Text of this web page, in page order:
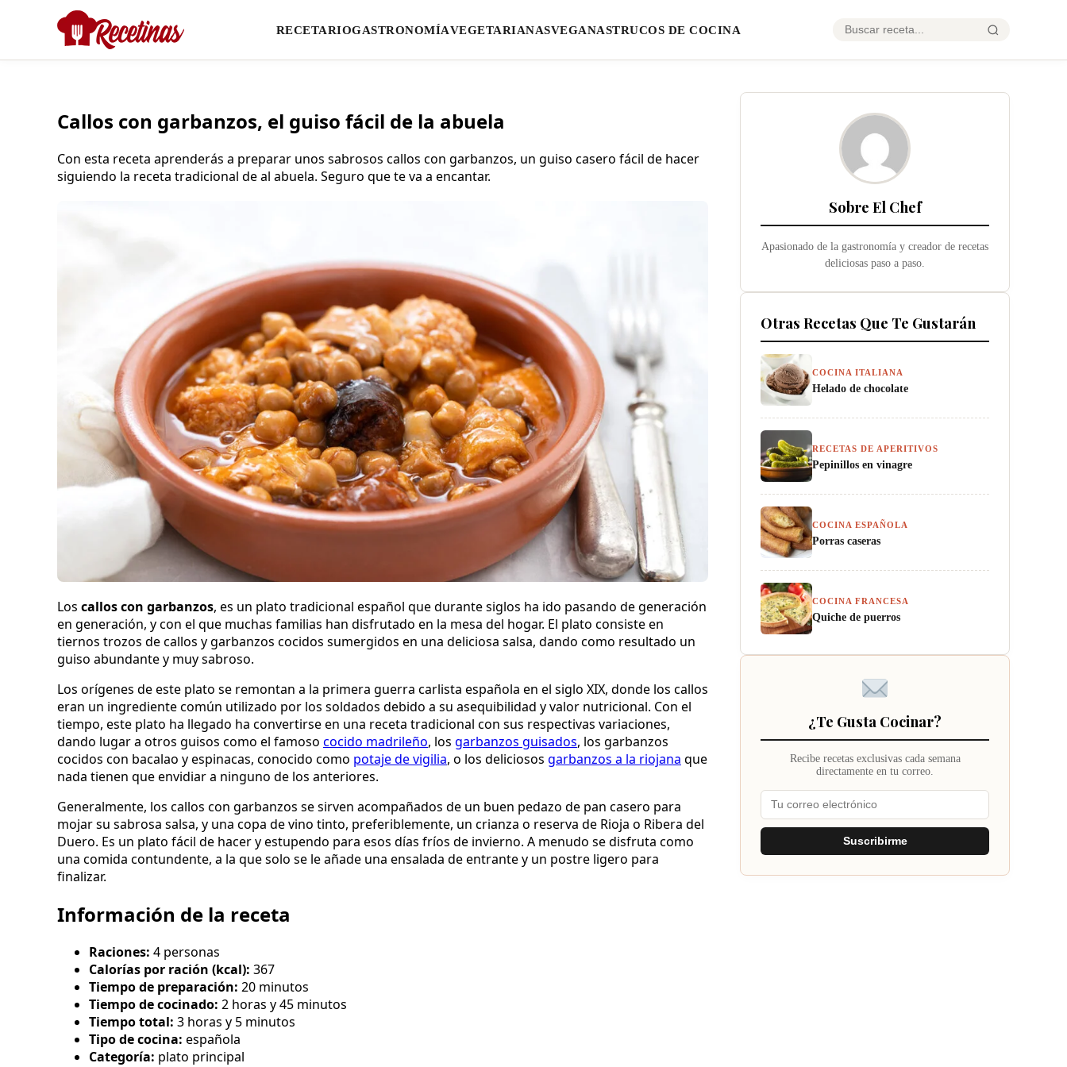
RECETARIOGASTRONOMÍAVEGETARIANASVEGANASTRUCOS DE COCINA
Callos con garbanzos, el guiso fácil de la abuela
Con esta receta aprenderás a preparar unos sabrosos callos con garbanzos, un guiso casero fácil de hacer
siguiendo la receta tradicional de al abuela. Seguro que te va a encantar.
Los callos con garbanzos, es un plato tradicional español que durante siglos ha ido pasando de generación
en generación, y con el que muchas familias han disfrutado en la mesa del hogar. El plato consiste en
tiernos trozos de callos y garbanzos cocidos sumergidos en una deliciosa salsa, dando como resultado un
guiso abundante y muy sabroso.
Los orígenes de este plato se remontan a la primera guerra carlista española en el siglo XIX, donde los callos
eran un ingrediente común utilizado por los soldados debido a su asequibilidad y valor nutricional. Con el
tiempo, este plato ha llegado ha convertirse en una receta tradicional con sus respectivas variaciones,
dando lugar a otros guisos como el famoso cocido madrileño, los garbanzos guisados, los garbanzos
cocidos con bacalao y espinacas, conocido como potaje de vigilia, o los deliciosos garbanzos a la riojana que
nada tienen que envidiar a ninguno de los anteriores.
Generalmente, los callos con garbanzos se sirven acompañados de un buen pedazo de pan casero para
mojar su sabrosa salsa, y una copa de vino tinto, preferiblemente, un crianza o reserva de Rioja o Ribera del
Duero. Es un plato fácil de hacer y estupendo para esos días fríos de invierno. A menudo se disfruta como
una comida contundente, a la que solo se le añade una ensalada de entrante y un postre ligero para
finalizar.
Información de la receta
Raciones: 4 personas
Calorías por ración (kcal): 367
Tiempo de preparación: 20 minutos
Tiempo de cocinado: 2 horas y 45 minutos
Tiempo total: 3 horas y 5 minutos
Tipo de cocina: española
Categoría: plato principal
Sobre El Chef
Apasionado de la gastronomía y creador de recetas
deliciosas paso a paso.
Otras Recetas Que Te Gustarán
COCINA ITALIANA
Helado de chocolate
RECETAS DE APERITIVOS
Pepinillos en vinagre
COCINA ESPAÑOLA
Porras caseras
COCINA FRANCESA
Quiche de puerros
¿Te Gusta Cocinar?
Recibe recetas exclusivas cada semana
directamente en tu correo.
Suscribirme